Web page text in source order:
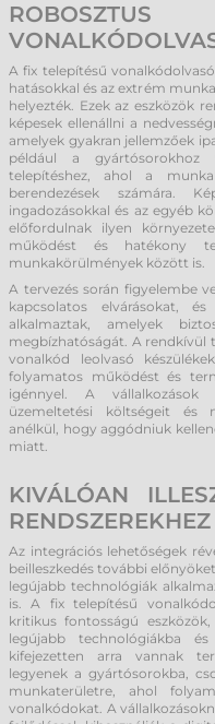
A fix telepítésű
hatásokkal és az extrém
helyezték. Ezek az eszközök
képesek ellenállni a
amelyek gyakran jellemzőek
például a gyártósorokhoz
telepítéshez, ahol a
berendezések számára.
ingadozásokkal és az egyéb
előfordulnak ilyen
működést és hatékony
munkakörülmények között is.
A tervezés során figyelembe
kapcsolatos elvárásokat,
alkalmaztak, amelyek
megbízhatóságát. A rendkívül
vonalkód leolvasó
folyamatos működést és
igénnyel. A
üzemeltetési költségeit és
anélkül, hogy aggódniuk
miatt.
KIVÁLÓAN
RENDSZEREKHEZ
Az integrációs lehetőségek
beilleszkedés további
legújabb technológiák
is. A fix telepítésű
kritikus fontosságú
legújabb technológiákba
kifejezetten arra vannak
legyenek a gyártósorokba,
munkaterületre, ahol
vonalkódokat. A